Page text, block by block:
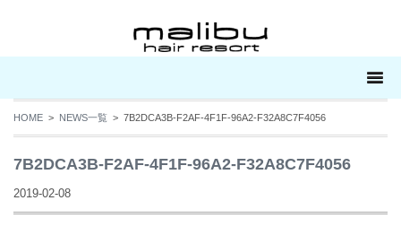
HOME > NEWS一覧 > 7B2DCA3B-F2AF-4F1F-96A2-F32A8C7F4056
7B2DCA3B-F2AF-4F1F-96A2-F32A8C7F4056
2019-02-08